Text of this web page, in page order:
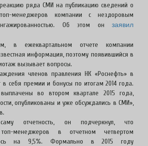
ряда СМИ на публикацию сведений о
менеджеров компании с нездоровым
Об этом он заявил
в ежеквартальном отчете компании
информация, поэтому появившийся в
вызывает вопросы.
членов правления НК «Роснефть» в
в себя премии и бонусы по итогам 2014 года.
во втором квартале 2015 года,
опубликованы и уже обсуждались в СМИ»,
отчетность, он подчеркнул, что
топ-менеджеров в отчетном четвертом
на 9,5%. Формально в 2015 году